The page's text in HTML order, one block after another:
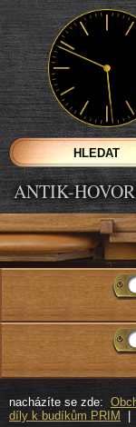
nacházíte se zde:
díly k budíkům PRIM
ANTIK-